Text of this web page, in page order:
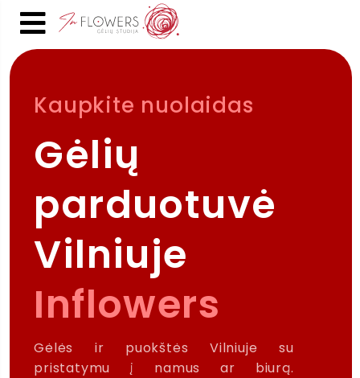
Kaupkite nuolaidas
Gėlių
parduotuvė
Vilniuje
Inflowers
Gėlės ir puokštės Vilniuje su
pristatymu į namus ar biurą.